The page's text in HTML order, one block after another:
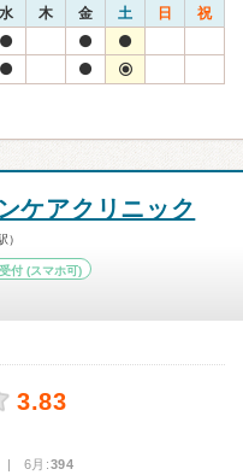
水 木 金 土 日 祝
ケアクリニック
）
付 (スマホ可)
3.83
| 6月:394